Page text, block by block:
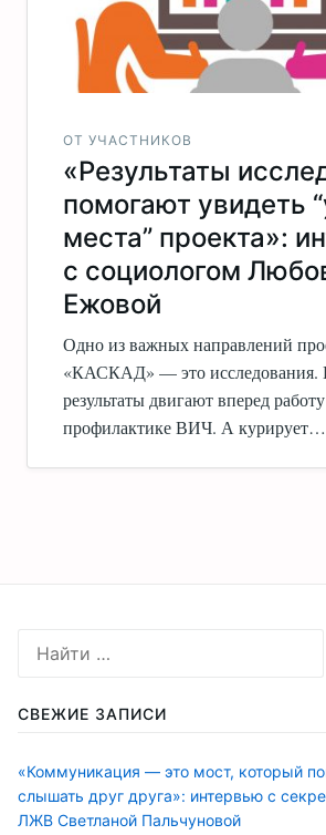
ОТ УЧАСТНИКОВ
«Результаты
помогают увидеть
места” проекта»:
с социологом
Ежовой
Одно из важных направлений
«КАСКАД» — это исследования.
результаты двигают вперед
профилактике ВИЧ. А курирует…
СВЕЖИЕ ЗАПИСИ
«Коммуникация — это мост, который
слышать друг друга»: интервью с
ЛЖВ Светланой Пальчуновой